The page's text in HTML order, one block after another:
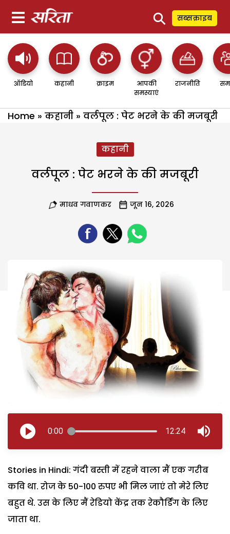
⚲ सब्सक्राइब
ऑडियो कहानी क्राइम
आपकी
समस्याएं
राजनीति
Home » कहानी » वर्लपूल : पेट भरने के की मजबूरी
कहानी
वर्लपूल : पेट भरने के की मजबूरी
माधव गवाणकर जून 16, 2026
0:00 12:24
Stories in Hindi: गंदी बस्ती में रहने वाला मैं एक गरीब
कवि था. रोज के 50-100 रुपए भी मिल जाएं तो मेरे लिए
बहुत थे. उस के लिए मैं रेडियो केंद्र तक रेकौर्डिंग के लिए
जाता था.